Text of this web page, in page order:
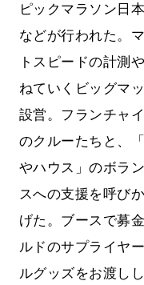
ピックマラソン日
などが行われた。
トスピードの計測
ねていくビッグマ
設営。フランチャ
のクルーたちと、
やハウス」のボラ
スへの支援を呼び
げた。ブースで募
ルドのサプライヤ
ルグッズをお渡しし